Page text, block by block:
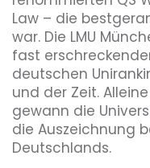
Law – die
war. Die LMU
fast
deutschen
und der Zeit. Alleine
gewann die
die Auszeichnung
Deutschlands.